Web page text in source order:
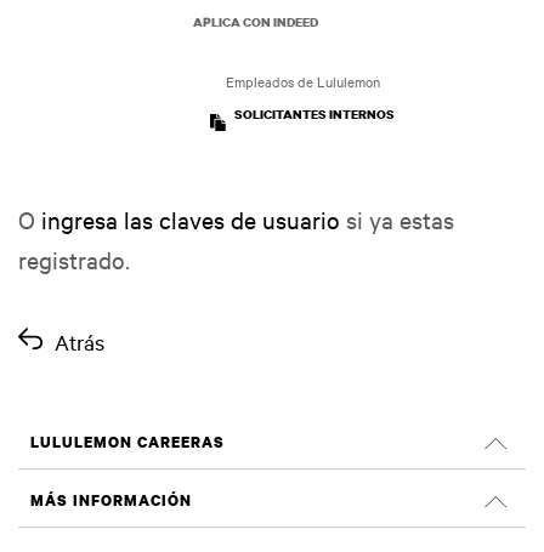
APLICA CON INDEED
Empleados de Lululemon
SOLICITANTES INTERNOS
O ingresa las claves de usuario si ya estas
registrado.
Atrás
LULULEMON CAREERAS
Empleos
Buscar Trabajos
MÁS INFORMACIÓN